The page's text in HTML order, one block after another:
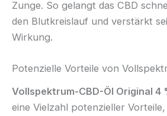
Zunge. So gelangt das CBD
den Blutkreislauf und verstärkt
Wirkung.
Potenzielle Vorteile von
Vollspektrum-CBD-Öl Original 4
eine Vielzahl potenzieller